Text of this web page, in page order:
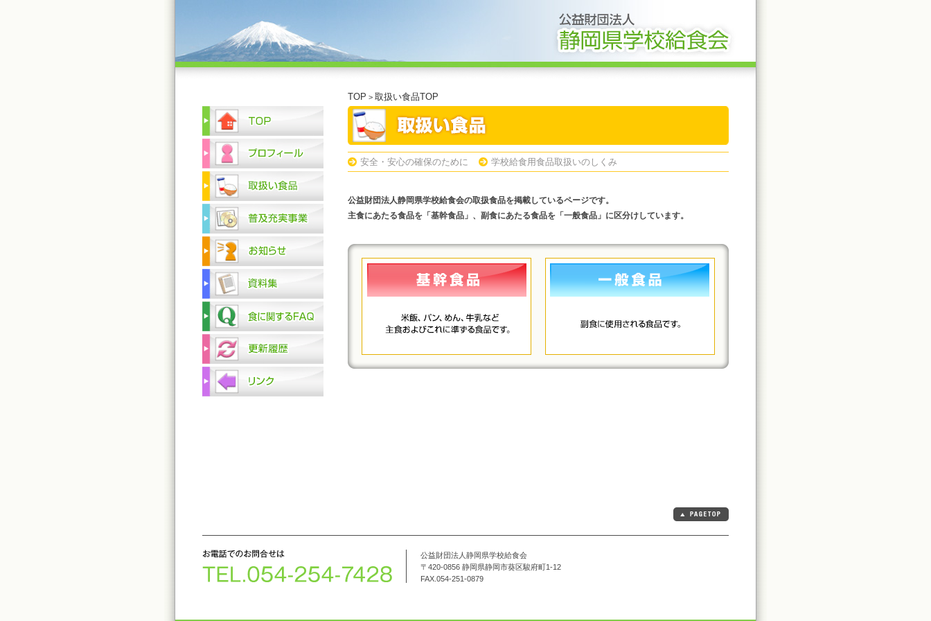
TOP > 取扱い食品TOP
安全・安心の確保のために 学校給食用食品取扱いのしくみ
公益財団法人静岡県学校給食会の取扱食品を掲載しているページです。
主食にあたる食品を「基幹食品」、副食にあたる食品を「一般食品」に区分けしています。
公益財団法人静岡県学校給食会
〒420-0856 静岡県静岡市葵区駿府町1-12
FAX.054-251-0879